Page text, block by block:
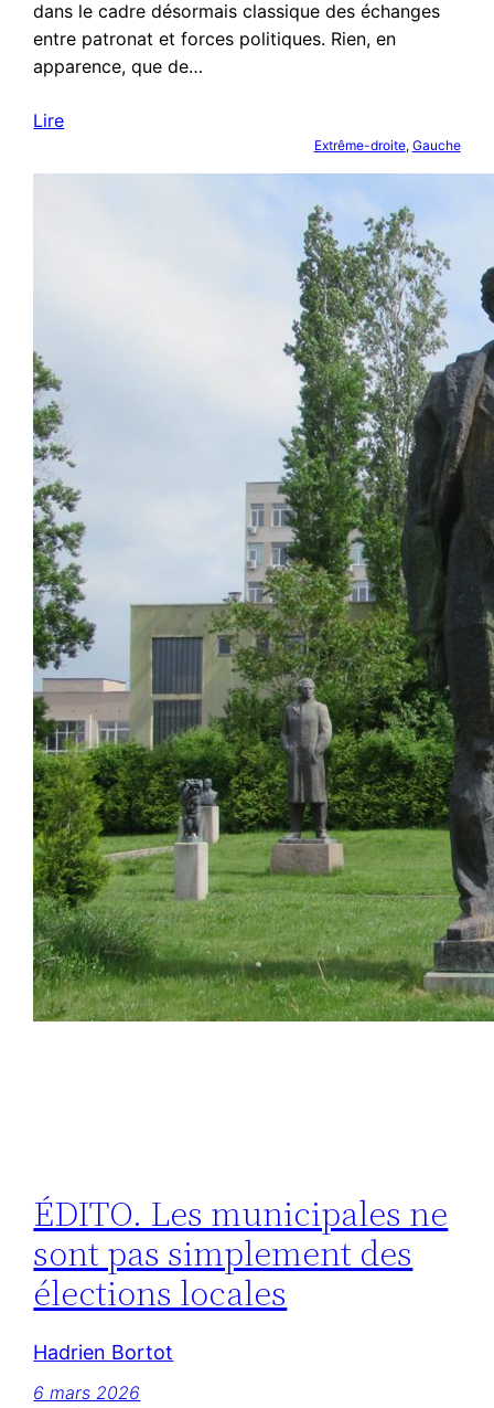
dans le cadre désormais classique des échanges
entre patronat et forces politiques. Rien, en
apparence, que de…
Lire
Extrême-droite, Gauche
ÉDITO. Les municipales ne
sont pas simplement des
élections locales
Hadrien Bortot
6 mars 2026